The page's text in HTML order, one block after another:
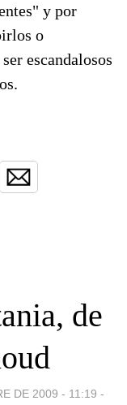
y por
o
escandalosos
de
DE 2009 - 11:19 -